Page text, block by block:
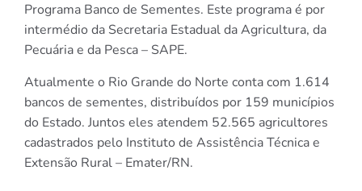
Programa Banco de Sementes. Este programa é por
intermédio da Secretaria Estadual da Agricultura, da
Pecuária e da Pesca – SAPE.
Atualmente o Rio Grande do Norte conta com 1.614
bancos de sementes, distribuídos por 159 municípios
do Estado. Juntos eles atendem 52.565 agricultores
cadastrados pelo Instituto de Assistência Técnica e
Extensão Rural – Emater/RN.